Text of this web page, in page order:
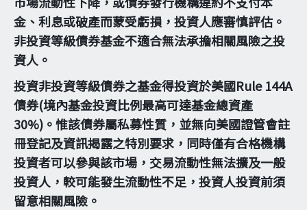
金、利息或破產而蒙受虧損，投資人應審慎評估。
非投資等級債券基金不適合無法承擔相關風險之投
資人。
投資非投資等級債券之基金得投資於美國Rule 144A
債券(境內基金投資比例最高可達基金總資產
30%)。惟該債券屬私募性質，並無向美國證管會註
冊登記及資訊揭露之特別要求，同時僅有合格機構
投資者可以參與該市場，交易流動性無法擴及一般
投資人，較可能發生流動性不足，投資人投資前須
留意相關風險。